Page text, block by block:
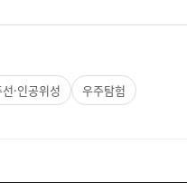
·인공위성
우주탐험